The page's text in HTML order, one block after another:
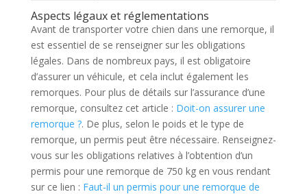
Aspects légaux et réglementations
Avant de transporter votre chien dans une remorque, il
est essentiel de se renseigner sur les obligations
légales. Dans de nombreux pays, il est obligatoire
d’assurer un véhicule, et cela inclut également les
remorques. Pour plus de détails sur l’assurance d’une
remorque, consultez cet article : Doit-on assurer une
remorque ?. De plus, selon le poids et le type de
remorque, un permis peut être nécessaire. Renseignez-
vous sur les obligations relatives à l’obtention d’un
permis pour une remorque de 750 kg en vous rendant
sur ce lien : Faut-il un permis pour une remorque de